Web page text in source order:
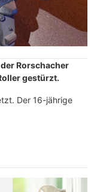
Rorschacher
gestürzt.
Der 16-jährige